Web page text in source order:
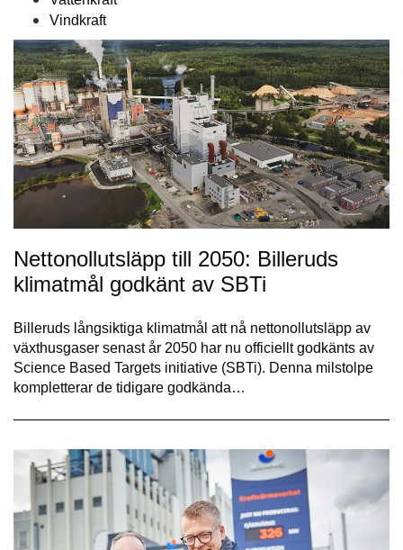
Vindkraft
Nettonollutsläpp till 2050: Billeruds
klimatmål godkänt av SBTi
Billeruds långsiktiga klimatmål att nå nettonollutsläpp av
växthusgaser senast år 2050 har nu officiellt godkänts av
Science Based Targets initiative (SBTi). Denna milstolpe
kompletterar de tidigare godkända…